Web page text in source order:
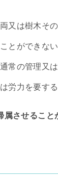
又は樹木そ
とができな
常の管理又
労力を要す
させること